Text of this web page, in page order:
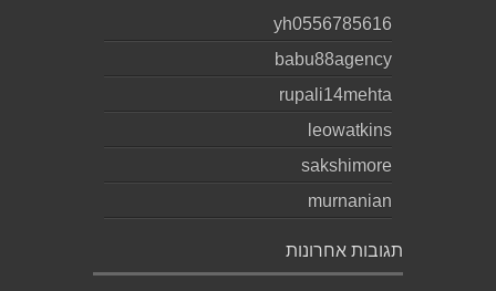
yh0556785616
babu88agency
rupali14mehta
leowatkins
sakshimore
murnanian
תגובות אחרונות